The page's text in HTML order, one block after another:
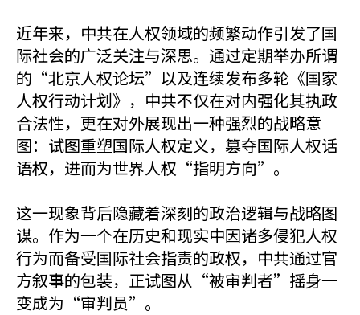
近年来，中共在人权领域的频繁动作引发了国
际社会的广泛关注与深思。通过定期举办所谓
的“北京人权论坛”以及连续发布多轮《国家
人权行动计划》，中共不仅在对内强化其执政
合法性，更在对外展现出一种强烈的战略意
图：试图重塑国际人权定义，篡夺国际人权话
语权，进而为世界人权“指明方向”。
这一现象背后隐藏着深刻的政治逻辑与战略图
谋。作为一个在历史和现实中因诸多侵犯人权
行为而备受国际社会指责的政权，中共通过官
方叙事的包装，正试图从“被审判者”摇身一
变成为“审判员”。